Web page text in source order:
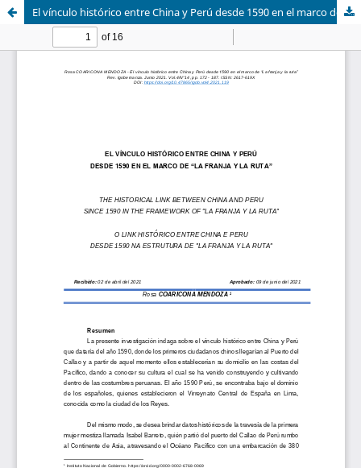
El vínculo histórico entre China y Perú desde 1590 en el marco de “La Franja Y La Ruta”